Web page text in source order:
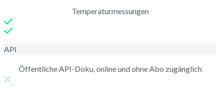
Temperaturmessungen
API
Öffentliche API-Doku, online und ohne Abo zugänglich